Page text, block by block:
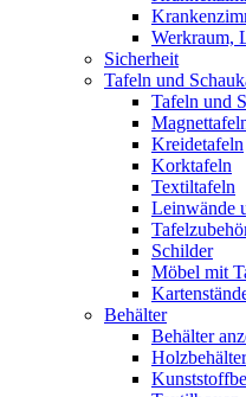
Werkraum,
Sicherheit
Tafeln und
Tafeln und
Kreidetafeln
Korktafeln
Textiltafeln
Leinwände
Schilder
Möbel mit
Behälter
Behälter
Holzbehälter